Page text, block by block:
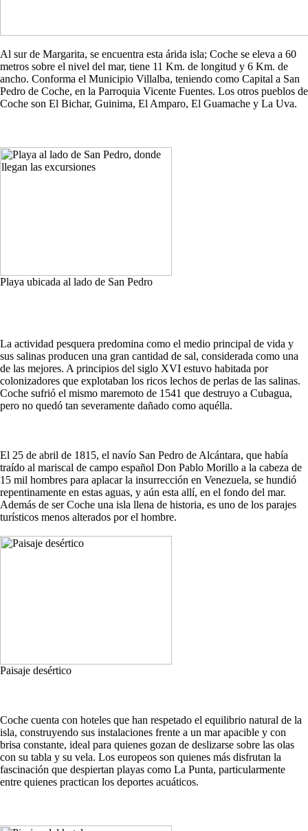
Al sur de Margarita, se encuentra esta árida isla; Coche se eleva a 60
metros sobre el nivel del mar, tiene 11 Km. de longitud y 6 Km. de
ancho. Conforma el Municipio Villalba, teniendo como Capital a San
Pedro de Coche, en la Parroquia Vicente Fuentes. Los otros pueblos de
Coche son El Bichar, Guinima, El Amparo, El Guamache y La Uva.
Playa ubicada al lado de San Pedro
La actividad pesquera predomina como el medio principal de vida y
sus salinas producen una gran cantidad de sal, considerada como una
de las mejores. A principios del siglo XVI estuvo habitada por
colonizadores que explotaban los ricos lechos de perlas de las salinas.
Coche sufrió el mismo maremoto de 1541 que destruyo a Cubagua,
pero no quedó tan severamente dañado como aquélla.
El 25 de abril de 1815, el navío San Pedro de Alcántara, que había
traído al mariscal de campo español Don Pablo Morillo a la cabeza de
15 mil hombres para aplacar la insurrección en Venezuela, se hundió
repentinamente en estas aguas, y aún esta allí, en el fondo del mar.
Además de ser Coche una isla llena de historia, es uno de los parajes
turísticos menos alterados por el hombre.
Paisaje desértico
Coche cuenta con hoteles que han respetado el equilibrio natural de la
isla, construyendo sus instalaciones frente a un mar apacible y con
brisa constante, ideal para quienes gozan de deslizarse sobre las olas
con su tabla y su vela. Los europeos son quienes más disfrutan la
fascinación que despiertan playas como La Punta, particularmente
entre quienes practican los deportes acuáticos.